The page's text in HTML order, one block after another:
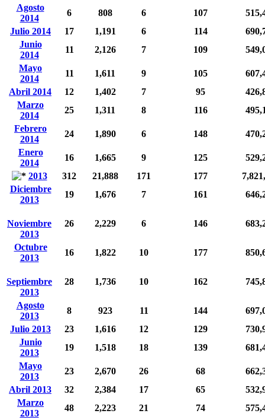
Agosto
2014
6 808 6 107
Julio 2014
17 1,191 6 114
Junio
2014
11 2,126 7 109
Mayo
2014
11 1,611 9 105
Abril 2014
12 1,402 7 95
Marzo
2014
25 1,311 8 116
Febrero
2014
24 1,890 6 148
Enero
2014
16 1,665 9 125
2013
312 21,888 171 177
Diciembre
2013
19 1,676 7 161
Noviembre
2013
26 2,229 6 146
Octubre
2013
16 1,822 10 177
Septiembre
2013
28 1,736 10 162
Agosto
2013
8 923 11 144
Julio 2013
23 1,616 12 129
Junio
2013
19 1,518 18 139
Mayo
2013
23 2,670 26 68
Abril 2013
32 2,384 17 65
Marzo
2013
48 2,223 21 74